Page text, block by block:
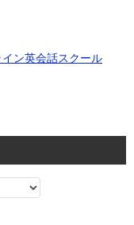
ン英会話スクール